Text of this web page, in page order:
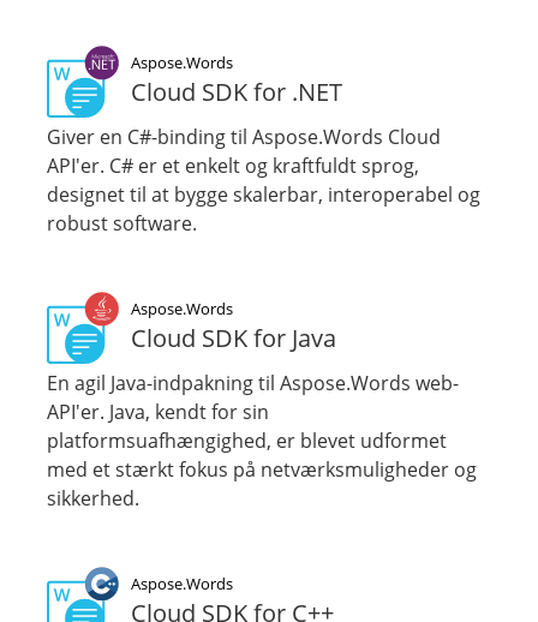
Aspose.Words
Cloud SDK for .NET
Giver en C#-binding til Aspose.Words Cloud
API'er. C# er et enkelt og kraftfuldt sprog,
designet til at bygge skalerbar, interoperabel og
robust software.
Aspose.Words
Cloud SDK for Java
En agil Java-indpakning til Aspose.Words web-
API'er. Java, kendt for sin
platformsuafhængighed, er blevet udformet
med et stærkt fokus på netværksmuligheder og
sikkerhed.
Aspose.Words
Cloud SDK for C++